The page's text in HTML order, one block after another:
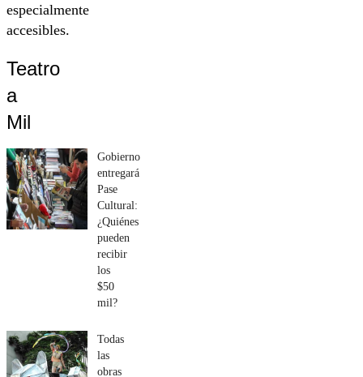
especialmente
accesibles.
Teatro
a
Mil
Gobierno
entregará
Pase
Cultural:
¿Quiénes
pueden
recibir
los
$50
mil?
Todas
las
obras